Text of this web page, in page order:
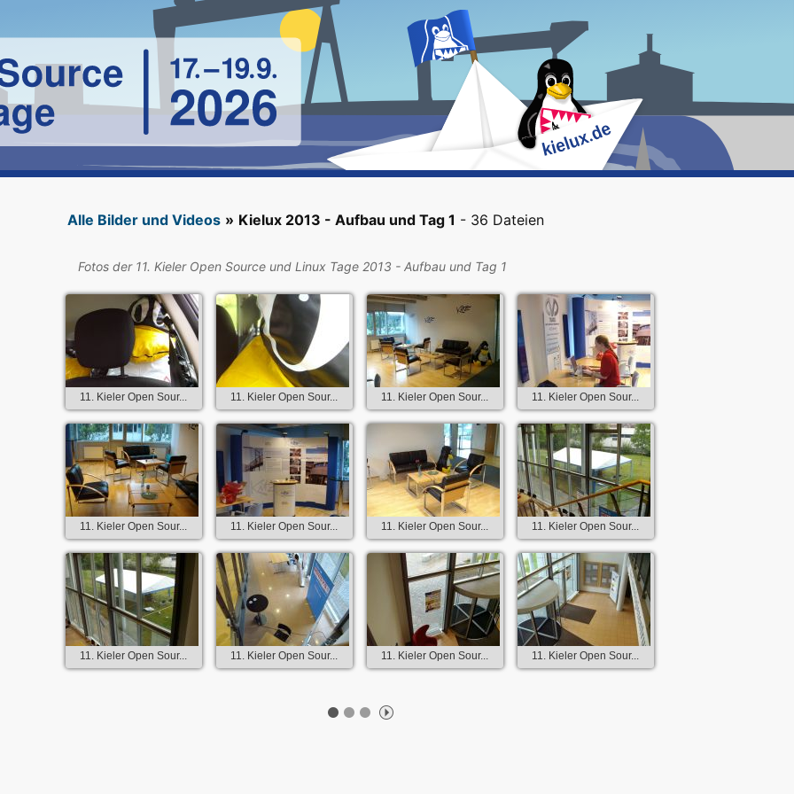
Alle Bilder und Videos » Kielux 2013 - Aufbau und Tag 1 - 36 Dateien
Fotos der 11. Kieler Open Source und Linux Tage 2013 - Aufbau und Tag 1
11. Kieler Open Sour... 11. Kieler Open Sour... 11. Kieler Open Sour... 11. Kieler Open Sour...
11. Kieler Open Sour... 11. Kieler Open Sour... 11. Kieler Open Sour... 11. Kieler Open Sour...
11. Kieler Open Sour... 11. Kieler Open Sour... 11. Kieler Open Sour... 11. Kieler Open Sour...